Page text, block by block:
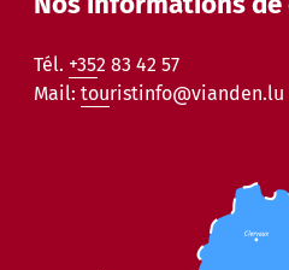
Tél. +352 83 42 57
Mail: touristinfo@vianden.lu